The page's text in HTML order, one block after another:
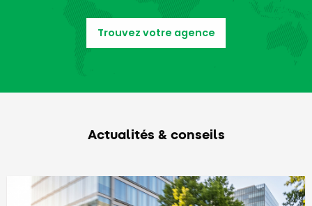
Trouvez votre agence
Actualités & conseils